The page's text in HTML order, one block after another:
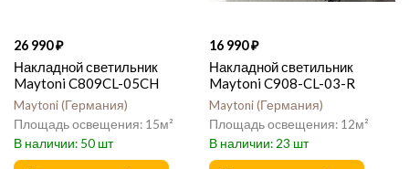
26 990
Накладной светильник
Maytoni C809CL-05CH
Maytoni Германия
15
50
16 990
Накладной светильник
Maytoni C908-CL-03-R
Maytoni Германия
12
23